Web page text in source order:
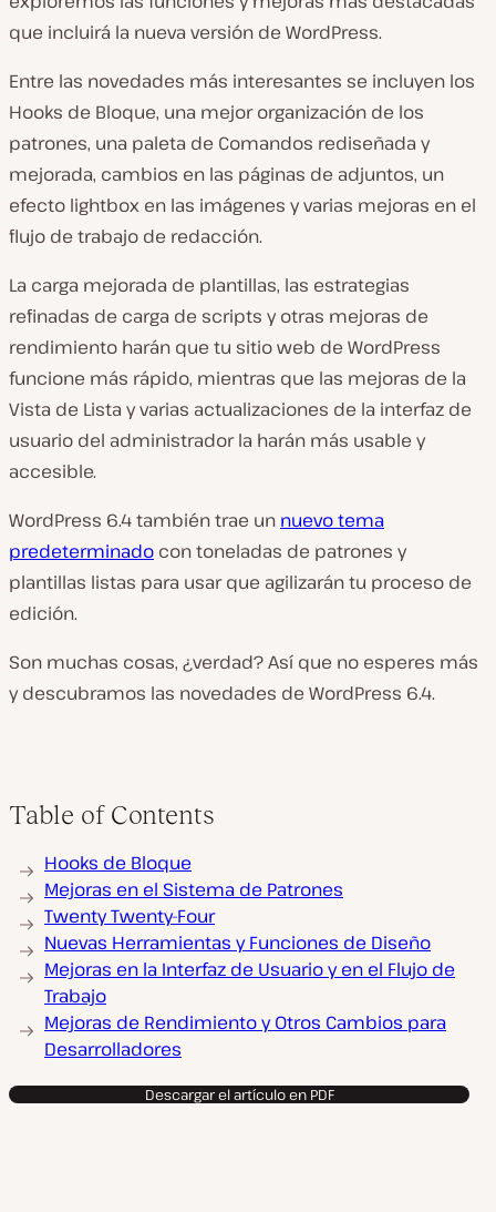
que incluirá la nueva versión de WordPress.
Entre las novedades más interesantes se incluyen los
Hooks de Bloque, una mejor organización de los
patrones, una paleta de Comandos rediseñada y
mejorada, cambios en las páginas de adjuntos, un
efecto lightbox en las imágenes y varias mejoras en el
flujo de trabajo de redacción.
La carga mejorada de plantillas, las estrategias
refinadas de carga de scripts y otras mejoras de
rendimiento harán que tu sitio web de WordPress
funcione más rápido, mientras que las mejoras de la
Vista de Lista y varias actualizaciones de la interfaz de
usuario del administrador la harán más usable y
accesible.
WordPress 6.4 también trae un nuevo tema
predeterminado con toneladas de patrones y
plantillas listas para usar que agilizarán tu proceso de
edición.
Son muchas cosas, ¿verdad? Así que no esperes más
y descubramos las novedades de WordPress 6.4.
Table of Contents
Hooks de Bloque
Mejoras en el Sistema de Patrones
Twenty Twenty-Four
Nuevas Herramientas y Funciones de Diseño
Mejoras en la Interfaz de Usuario y en el Flujo de
Trabajo
Mejoras de Rendimiento y Otros Cambios para
Desarrolladores
Descargar el artículo en PDF